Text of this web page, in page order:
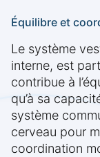
Équilibre et
Le système
interne, est
contribue à
qu’à sa
système
cerveau pour
coordination